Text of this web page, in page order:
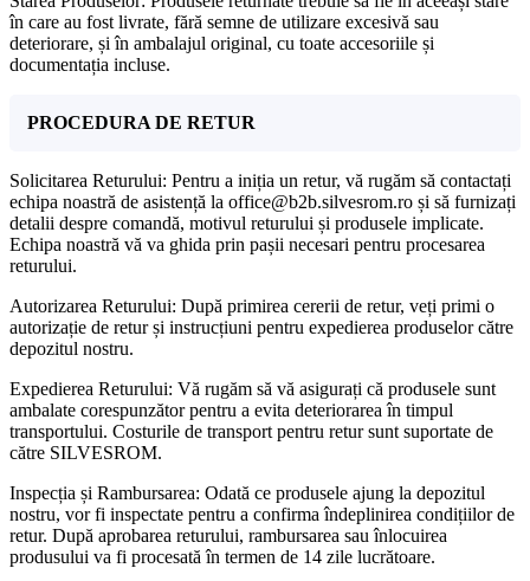
în care au fost livrate, fără semne de utilizare excesivă sau
deteriorare, și în ambalajul original, cu toate accesoriile și
documentația incluse.
PROCEDURA DE RETUR
Solicitarea Returului: Pentru a iniția un retur, vă rugăm să contactați
echipa noastră de asistență la office@b2b.silvesrom.ro și să furnizați
detalii despre comandă, motivul returului și produsele implicate.
Echipa noastră vă va ghida prin pașii necesari pentru procesarea
returului.
Autorizarea Returului: După primirea cererii de retur, veți primi o
autorizație de retur și instrucțiuni pentru expedierea produselor către
depozitul nostru.
Expedierea Returului: Vă rugăm să vă asigurați că produsele sunt
ambalate corespunzător pentru a evita deteriorarea în timpul
transportului. Costurile de transport pentru retur sunt suportate de
către SILVESROM.
Inspecția și Rambursarea: Odată ce produsele ajung la depozitul
nostru, vor fi inspectate pentru a confirma îndeplinirea condițiilor de
retur. După aprobarea returului, rambursarea sau înlocuirea
produsului va fi procesată în termen de 14 zile lucrătoare.